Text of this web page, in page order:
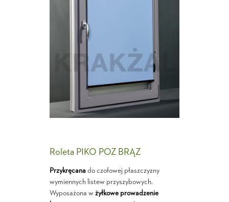
Roleta PIKO POZ BRĄZ
Przykręcanado czołowej płaszczyzny
wymiennych listew przyszybowych.
Wyposażona w żyłkowe prowadzenie